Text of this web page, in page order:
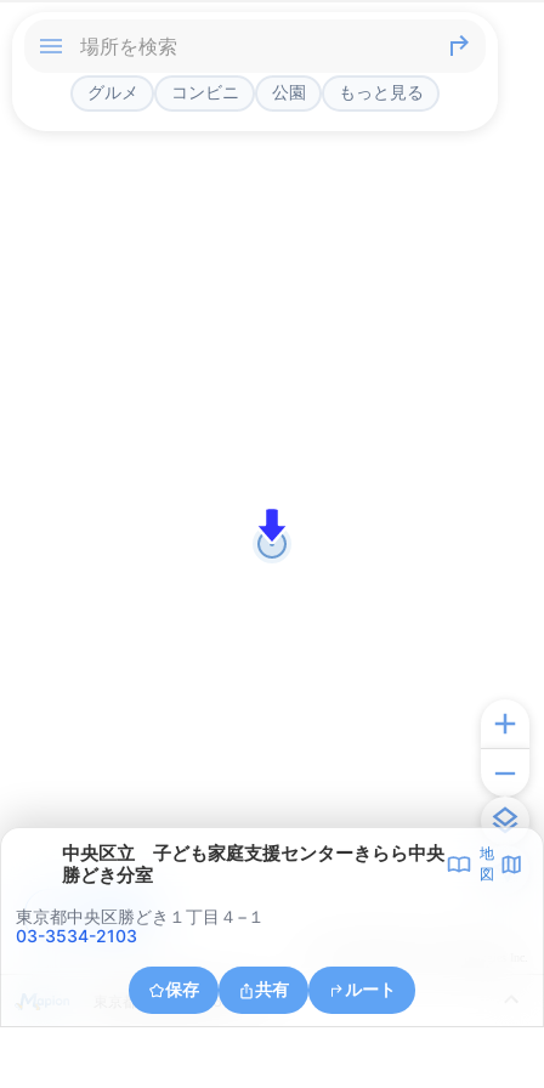
グルメ コンビニ 公園 もっと見る
中央区立 子ども家庭支援センターきらら中央
勝どき分室
地
図
東京都中央区勝どき１丁目４−１
03-3534-2103
保存 共有 ルート
東京都江東区豊洲６丁目３
アプリで見る